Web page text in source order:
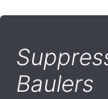
Baulers